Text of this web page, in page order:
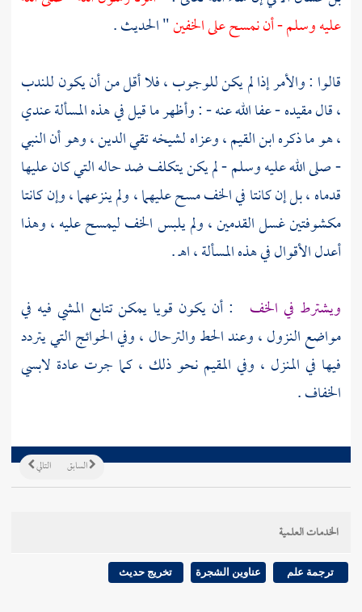
عليه وسلم - أن نمسح على الخفين" الحديث .
قالوا : والأمر إذا لم يكن للوجوب ، فلا أقل من أن يكون للندب
، قال مقيده - عفا الله عنه - : وأظهر ما قيل في هذه المسألة عندي
، هو ما ذكرهابن القيم، وعزاه لشيخهتقي الدين، وهو أن النبي
- صلى الله عليه وسلم - لم يكن يتكلف ضد حاله التي كان عليها
قدماه ، بل إن كانتا في الخف مسح عليهما ، ولم ينزعهما ، وإن كانتا
مكشوفتين غسل القدمين ، ولم يلبس الخف ليمسح عليه ، وهذا
أعدل الأقوال في هذه المسألة ، اهـ .
ويشترط في الخف : أن يكون قويا يمكن تتابع المشي فيه في
مواضع النزول ، وعند الحط والترحال ، وفي الحوائج التي يتردد
فيها في المنزل ، وفي المقيم نحو ذلك ، كما جرت عادة لابسي
الخفاف .
التالي السابق
الخدمات العلمية
ترجمة علم عناوين الشجرة تخريج حديث